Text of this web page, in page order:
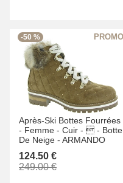
-50 %
Après-Ski Bottes Fourrées
- Femme - Cuir -  - Botte
De Neige - ARMANDO
124.50 €
249.00 €